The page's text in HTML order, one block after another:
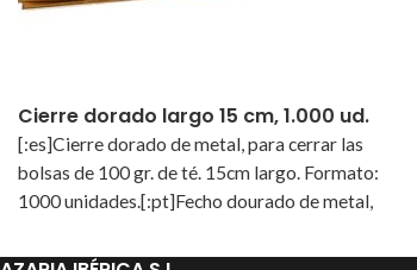
Cierre dorado largo 15 cm, 1.000 ud.
[:es]Cierre dorado de metal, para cerrar las
bolsas de 100 gr. de té. 15cm largo. Formato:
1000 unidades.[:pt]Fecho dourado de metal,
comprimento. Formato: 1000 unidades.[:]